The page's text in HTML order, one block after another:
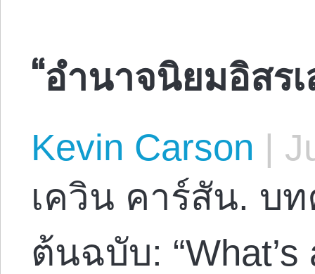
“อำนาจนิยมอิสร
Kevin Carson |
เควิน คาร์สัน. บ
ต้นฉบับ: “What’s